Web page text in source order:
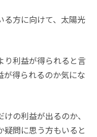
る方に向けて、太陽光
り利益が得られると言
が得られるのか気にな
の利益が出るのか、
問に思う方もいると